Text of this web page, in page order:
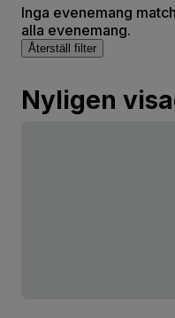
Inga evenemang
alla evenemang.
Återställ filter
Nyligen